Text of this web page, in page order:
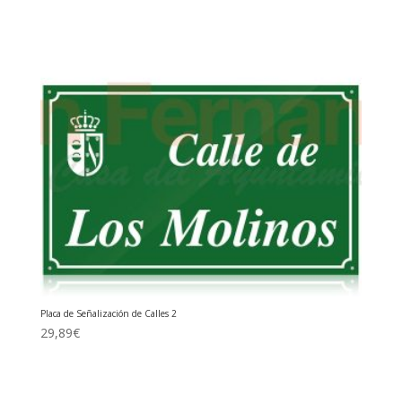
Placa de Señalización de Calles 2
29,89€